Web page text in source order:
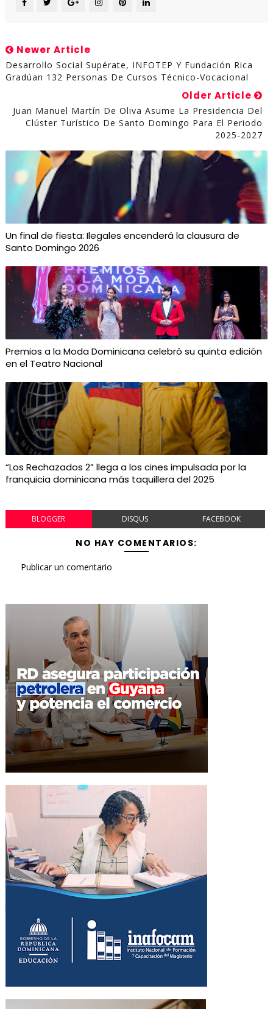
Newer Article
Desarrollo Social Supérate, INFOTEP Y Fundación Rica
Gradúan 132 Personas De Cursos Técnico-Vocacional
Older Article
Juan Manuel Martín De Oliva Asume La Presidencia Del
Clúster Turístico De Santo Domingo Para El Periodo
2025-2027
Un final de fiesta: Ilegales encenderá la clausura de
Santo Domingo 2026
Premios a la Moda Dominicana celebró su quinta edición
en el Teatro Nacional
“Los Rechazados 2” llega a los cines impulsada por la
franquicia dominicana más taquillera del 2025
BLOGGER DISQUS FACEBOOK
NO HAY COMENTARIOS:
Publicar un comentario